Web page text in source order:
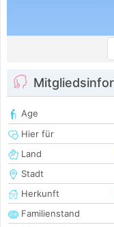
Age
Hier für
Land
Stadt
Herkunft
Familienstand